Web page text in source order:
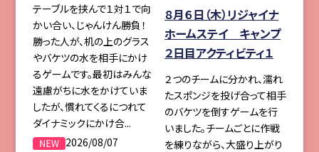
テーブルを挟んで１対１で向
かい合い、じゃんけん勝負！
勝った人が、机の上のグラス
やバケツの水を相手にかけ
るゲームです。最初はみんな
遠慮がちに水をかけていま
したが、慣れてくるにつれて
ダイナミックにかけ合...
2026/08/07
８月６日（木）リジャイナ
ホームステイ キャンプ
２日目アクティビティ１
２つのチームに分かれ、濡れ
たスポンジを投げ合って相手
のバケツを倒すゲームを行
いました。チームごとに作戦
を練りながら、大盛り上がり